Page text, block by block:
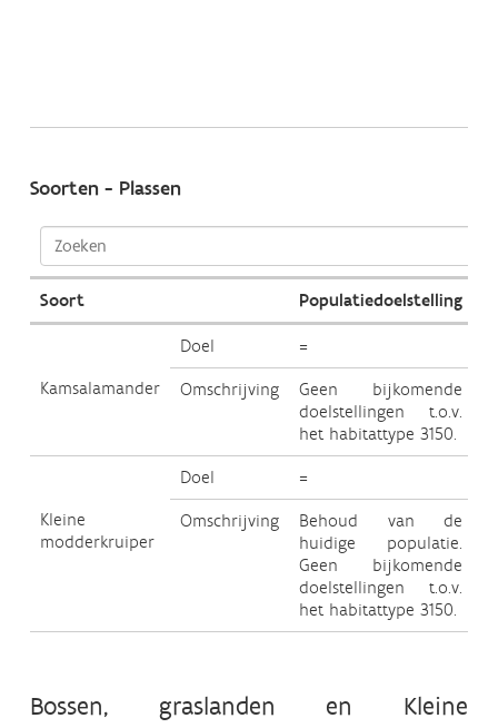
Soorten - Plassen
Soort Populatiedoelstelling
Doel =
Kamsalamander
Omschrijving
Geen bijkomende
doelstellingen t.o.v.
het habitattype 3150.
Doel =
Kleine
modderkruiper
Omschrijving
Behoud van de
huidige populatie.
Geen bijkomende
doelstellingen t.o.v.
het habitattype 3150.
Bossen, graslanden en Kleine